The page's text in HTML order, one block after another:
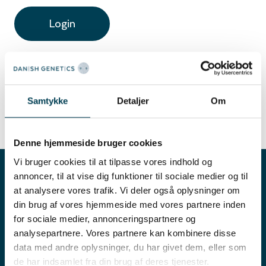
Samtykke Detaljer Om
Denne hjemmeside bruger cookies
Vi bruger cookies til at tilpasse vores indhold og
annoncer, til at vise dig funktioner til sociale medier og til
at analysere vores trafik. Vi deler også oplysninger om
din brug af vores hjemmeside med vores partnere inden
for sociale medier, annonceringspartnere og
analysepartnere. Vores partnere kan kombinere disse
data med andre oplysninger, du har givet dem, eller som
de har indsamlet fra din brug af deres tjenester.
Login
Need help to recover your password?
Go to password recovery